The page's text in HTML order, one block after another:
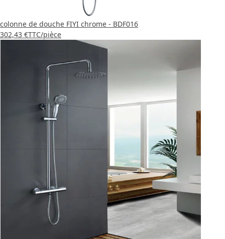
colonne de douche FIYI chrome - BDF016
302,43 €TTC/pièce